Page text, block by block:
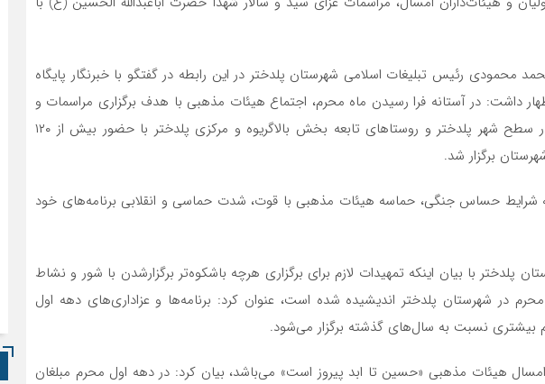
محمودی رئیس تبلیغات اسلامی شهرستان پلدختر در این رابطه در گفتگو با خبرنگار پایگاه
داشت: در آستانه فرا رسیدن ماه محرم، اجتماع هیئات مذهبی با هدف برگزاری مراسمات و
عزاداری‌ها دهه اول محرم در سطح شهر پلدختر و روستاهای تابعه بخش بالاگریوه و مرکزی پلدختر با حضور بیش از ۱۲۰
برگزار شد.
شرایط حساس جنگی، حماسه هیئات مذهبی با قوت، شدت حماسی و انقلابی برنامه‌های خود
پلدختر با بیان اینکه تمهیدات لازم برای برگزاری هرچه باشکوه‌تر برگزارشدن با شور و نشاط
در شهرستان پلدختر اندیشیده شده است، عنوان کرد: برنامه‌ها و عزاداری‌های دهه اول
بیشتری نسبت به سال‌های گذشته برگزار می‌شود.
امسال هیئات مذهبی «حسین تا ابد پیروز است» می‌باشد، بیان کرد: در دهه اول محرم مبلغان